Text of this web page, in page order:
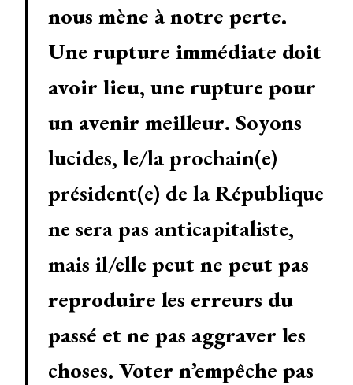
nous mène à notre perte.
Une rupture immédiate doit
avoir lieu, une rupture pour
un avenir meilleur. Soyons
lucides, le/la prochain(e)
président(e) de la République
ne sera pas anticapitaliste,
mais il/elle peut ne peut pas
reproduire les erreurs du
passé et ne pas aggraver les
choses. Voter n’empêche pas